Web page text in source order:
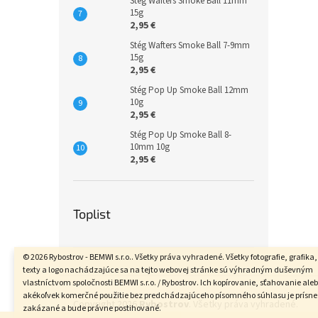
© 2026 Rybostrov - BEMWI s.r.o.. Všetky práva vyhradené. Všetky fotografie, grafika,
texty a logo nachádzajúce sa na tejto webovej stránke sú výhradným duševným
vlastníctvom spoločnosti BEMWI s.r.o. / Rybostrov. Ich kopírovanie, sťahovanie
akékoľvek komerčné použitie bez predchádzajúceho písomného súhlasu je prísne
zakázané a bude právne postihované.
15g
2,95 €
Stég Wafters Smoke Ball 7-9mm
15g
2,95 €
Stég Pop Up Smoke Ball 12mm
10g
2,95 €
Stég Pop Up Smoke Ball 8-
10mm 10g
2,95 €
Toplist
p
Copyright 2026Rybostrov